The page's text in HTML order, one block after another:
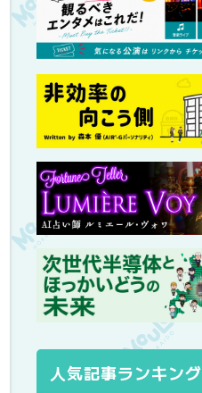
人気記事ランキング